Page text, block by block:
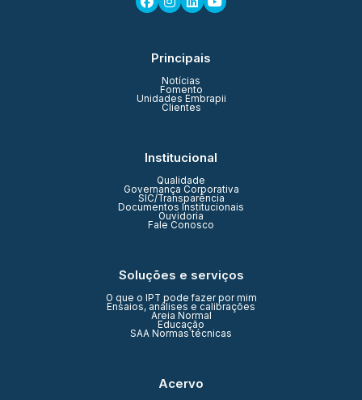
Principais
Notícias
Fomento
Unidades Embrapii
Clientes
Institucional
Qualidade
Governança Corporativa
SIC/Transparência
Documentos Institucionais
Ouvidoria
Fale Conosco
Soluções e serviços
O que o IPT pode fazer por mim
Ensaios, análises e calibrações
Areia Normal
Educação
SAA Normas técnicas
Acervo